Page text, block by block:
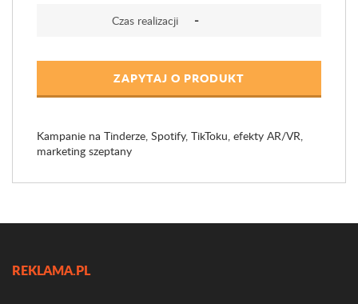
Czas realizacji -
ZAPYTAJ O PRODUKT
Kampanie na Tinderze, Spotify, TikToku, efekty AR/VR,
marketing szeptany
REKLAMA.PL